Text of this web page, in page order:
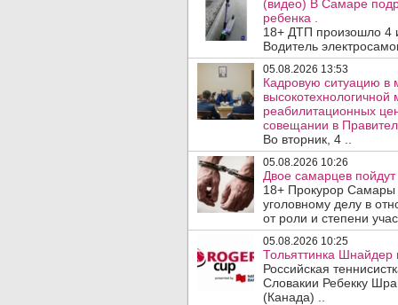
(видео) В Самаре
ребенка .
18+ ДТП произошло
Водитель
05.08.2026 13:53
Кадровую ситуацию в
реабилитационных
совещании в
Во вторник, 4 ..
05.08.2026 10:26
Двое самарцев пойдут
18+ Прокурор Самары
уголовному делу в
от роли и степени
05.08.2026 10:25
Тольяттинка Шнайдер
Российская
Словакии Ребекку
(Канада) ..